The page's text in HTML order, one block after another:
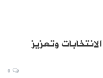
وتعزيز